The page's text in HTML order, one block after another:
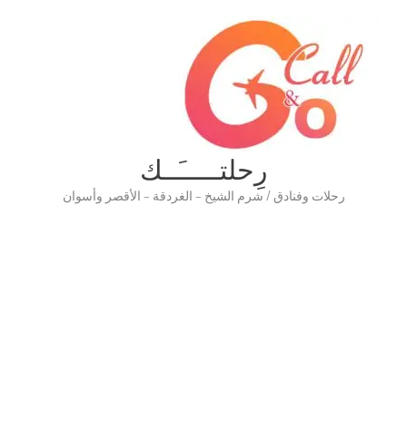
رِحلتـــــَــك
رحلات وفنادق / شرم الشيخ – الغردقة – الأقصر وأسوان